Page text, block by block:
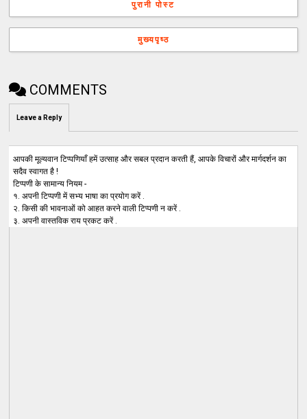
पुरानी पोस्ट
मुख्यपृष्ठ
COMMENTS
Leave a Reply
आपकी मूल्यवान टिप्पणियाँ हमें उत्साह और सबल प्रदान करती हैं, आपके विचारों और मार्गदर्शन का
सदैव स्वागत है !
टिप्पणी के सामान्य नियम -
१. अपनी टिप्पणी में सभ्य भाषा का प्रयोग करें .
२. किसी की भावनाओं को आहत करने वाली टिप्पणी न करें .
३. अपनी वास्तविक राय प्रकट करें .